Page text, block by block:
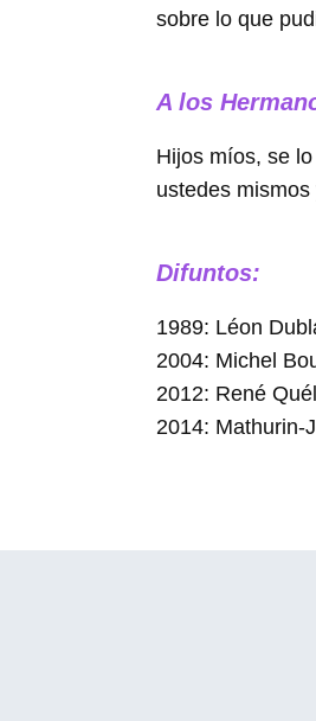
sobre lo que
A los
Hijos míos, se
ustedes
Difuntos:
1989: Léon
2004: Michel
2012: René
2014: Mathurin-